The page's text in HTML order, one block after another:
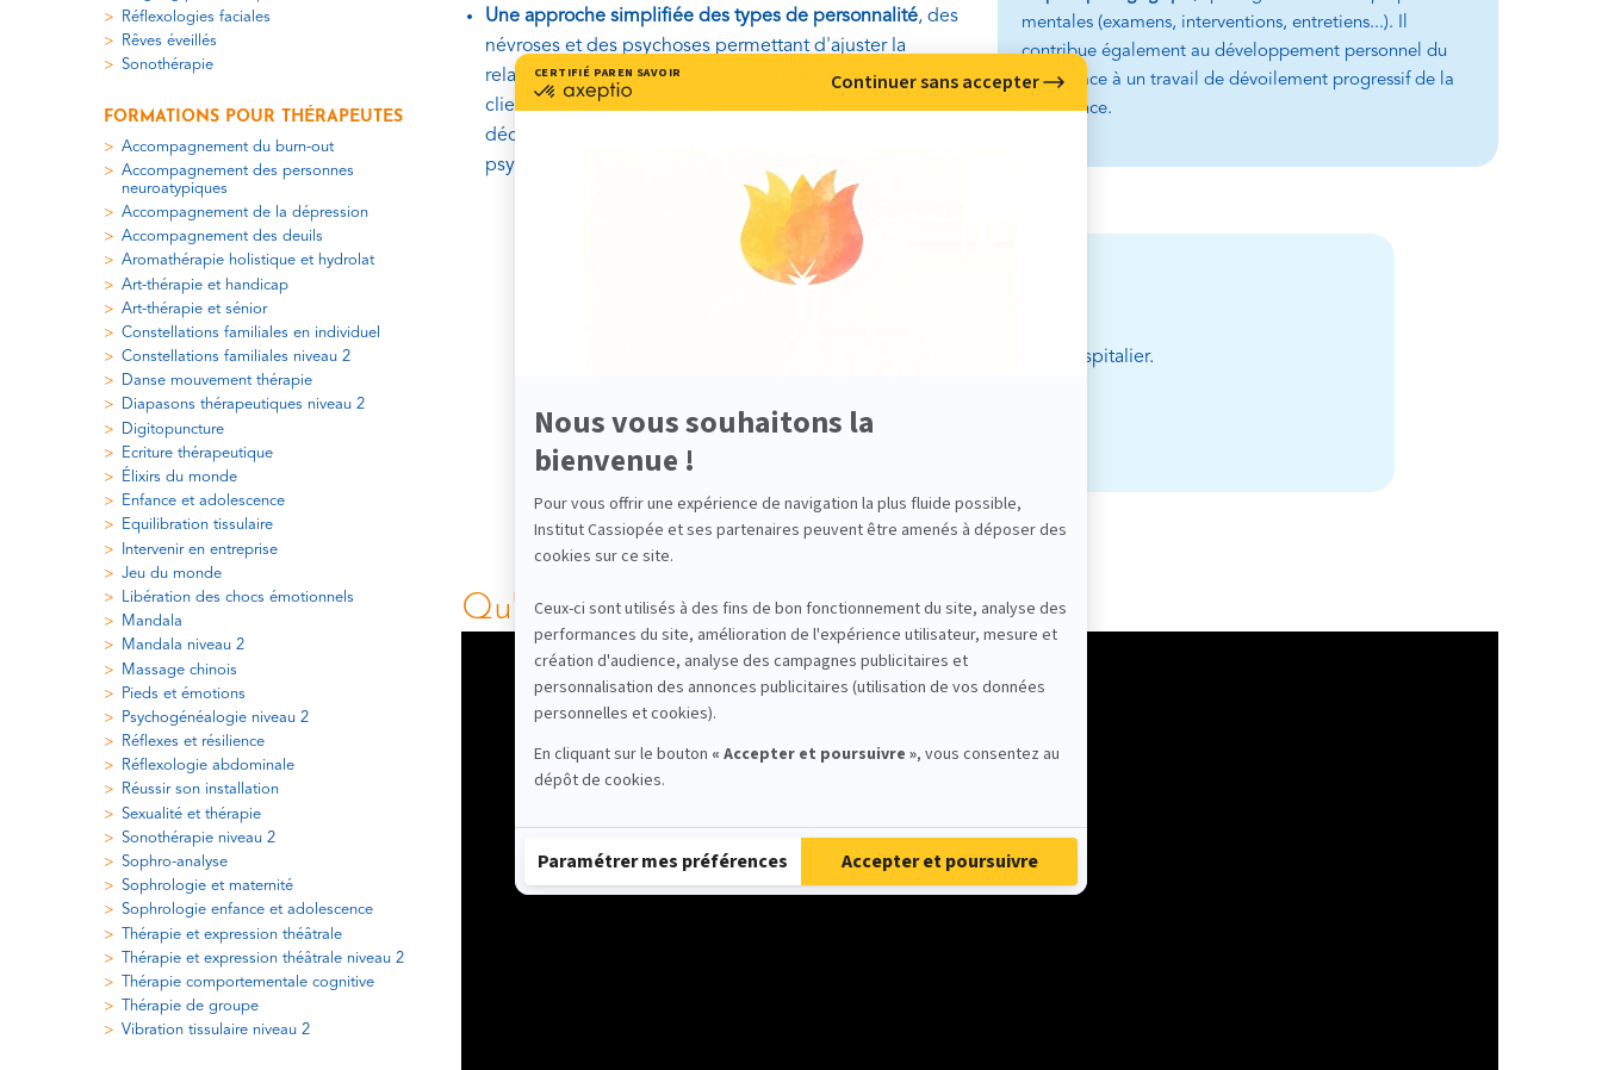
Réflexologies faciales
Rêves éveillés
Sonothérapie
FORMATIONS POUR THÉRAPEUTES
Accompagnement du burn-out
Accompagnement des personnes
neuroatypiques
Accompagnement de la dépression
Accompagnement des deuils
Aromathérapie holistique et hydrolat
Art-thérapie et handicap
Art-thérapie et sénior
Constellations familiales en individuel
Constellations familiales niveau 2
Danse mouvement thérapie
Diapasons thérapeutiques niveau 2
Digitopuncture
Ecriture thérapeutique
Élixirs du monde
Enfance et adolescence
Equilibration tissulaire
Intervenir en entreprise
Jeu du monde
Libération des chocs émotionnels
Mandala
Mandala niveau 2
Massage chinois
Pieds et émotions
Psychogénéalogie niveau 2
Réflexes et résilience
Réflexologie abdominale
Réussir son installation
Sexualité et thérapie
Sonothérapie niveau 2
Sophro-analyse
Sophrologie et maternité
Sophrologie enfance et adolescence
Thérapie et expression théâtrale
Thérapie et expression théâtrale niveau 2
Thérapie comportementale cognitive
Thérapie de groupe
Vibration tissulaire niveau 2
Une approche simplifiée des types de personnalité, des
névroses et des psychoses permettant d'ajuster la
relation thérapeute-client et de pouvoir reconnaître des
clients pour lesquels ces techniques sont fortement
déconseillées (les structures borderline et les
psychotiques).
mentales (examens, interventions, entretiens...). Il
contribue également au développement personnel du
sujet grâce à un travail de dévoilement progressif de la
conscience.
LES DÉBOUCHÉS
Vacations dans les secteurs éducatif, sportif, scolaire, hospitalier.
Cours de groupe.
Qu'est-ce que la Sophrologie ?